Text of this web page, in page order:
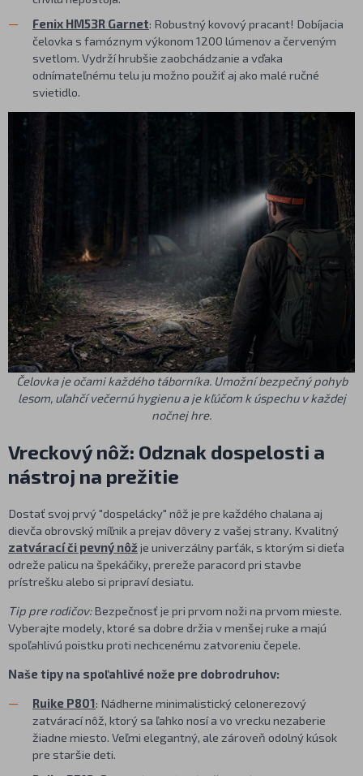
Fenix HM53R Garnet: Robustný kovový pracant! Dobíjacia
čelovka s famóznym výkonom 1200 lúmenov a červeným
svetlom. Vydrží hrubšie zaobchádzanie a vďaka
odnímateľnému telu ju možno použiť aj ako malé ručné
svietidlo.
Čelovka je očami každého táborníka. Umožní bezpečný pohyb
lesom, uľahčí večernú hygienu a je kľúčom k úspechu v každej
nočnej hre.
Vreckový nôž: Odznak dospelosti a
nástroj na prežitie
Dostať svoj prvý "dospelácky" nôž je pre každého chalana aj
dievča obrovský míľnik a prejav dôvery z vašej strany. Kvalitný
zatvárací či pevný nôž je univerzálny parťák, s ktorým si dieťa
odreže palicu na špekáčiky, prereže paracord pri stavbe
prístrešku alebo si pripraví desiatu.
Tip pre rodičov:Bezpečnosť je pri prvom noži na prvom mieste.
Vyberajte modely, ktoré sa dobre držia v menšej ruke a majú
spoľahlivú poistku proti nechcenému zatvoreniu čepele.
Naše tipy na spoľahlivé nože pre dobrodruhov:
Ruike P801: Nádherne minimalistický celonerezový
zatvárací nôž, ktorý sa ľahko nosí a vo vrecku nezaberie
žiadne miesto. Veľmi elegantný, ale zároveň odolný kúsok
pre staršie deti.